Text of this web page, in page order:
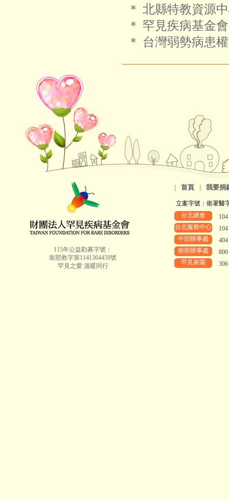
＊ 北縣特教資源
＊ 罕見疾病基金
＊ 台灣弱勢病患
115年公益勸募字號：
衛部救字第1141364459號
罕見之愛 溫暖同行
首頁 我要捐
立案字號：衛署醫
台北總會
台北服務中心
中部辦事處
南部辦事處
罕見家園